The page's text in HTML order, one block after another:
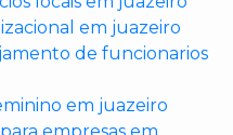
em juazeiro
de funcionarios
em juazeiro